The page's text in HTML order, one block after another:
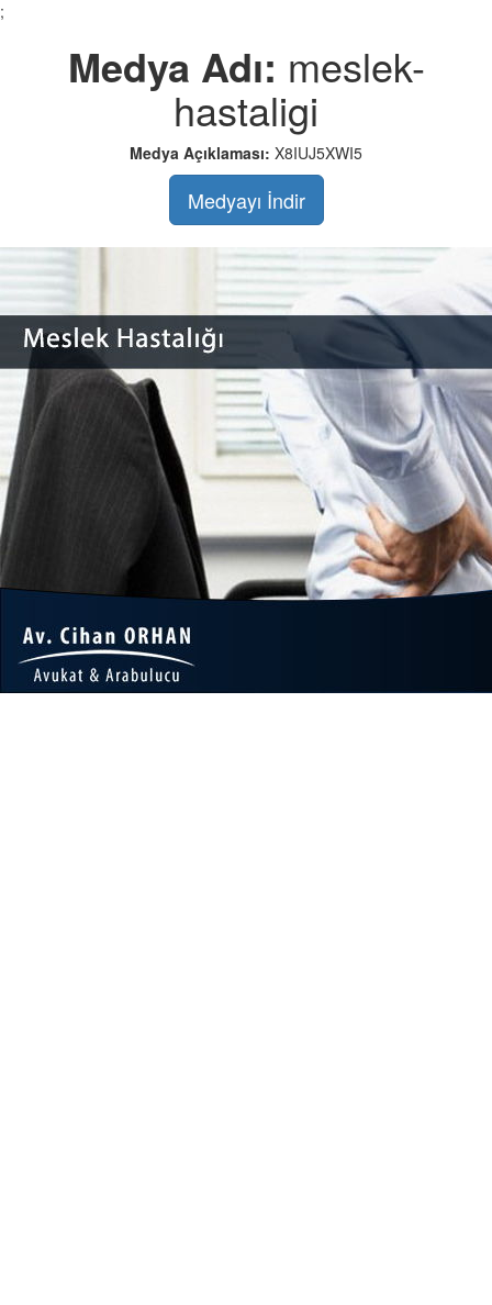
;
Medya Adı: meslek-
hastaligi
Medya Açıklaması: X8IUJ5XWI5
Medyayı İndir